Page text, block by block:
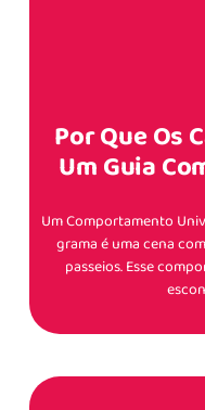
Por Que Os
Um Guia
Um Comportamento
grama é uma cena
passeios. Esse